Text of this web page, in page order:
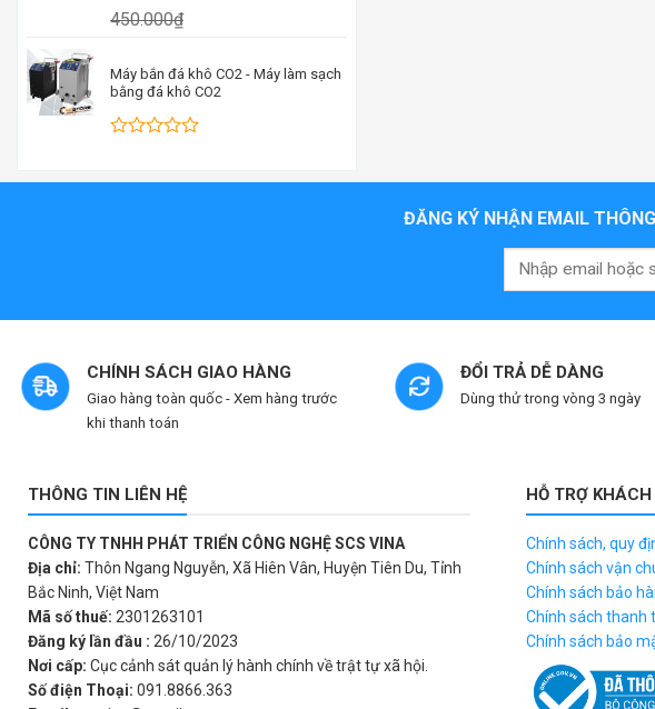
Được
0
5
450.000₫
Máy bắn đá khô CO2 - Máy làm sạch
bằng đá khô CO2
hạng
ĐĂNG KÝ NHẬN EMAIL
CHÍNH SÁCH GIAO HÀNG
Giao hàng toàn quốc - Xem hàng trước
khi thanh toán
ĐỔI TRẢ DỄ DÀNG
Dùng thử trong vòng 3 ngày
THÔNG TIN LIÊN HỆ
CÔNG TY TNHH PHÁT TRIỂN CÔNG NGHỆ SCS VINA
Địa chỉ: Thôn Ngang Nguyễn, Xã Hiên Vân, Huyện Tiên Du, Tỉnh
Bắc Ninh, Việt Nam
Mã số thuế: 2301263101
Đăng ký lần đầu : 26/10/2023
Nơi cấp: Cục cảnh sát quản lý hành chính về trật tự xã hội.
Số điện Thoại: 091.8866.363
HỖ TRỢ
Chính sách, quy
Chính sách vận
Chính sách bảo
Chính sách thanh
Chính sách bảo